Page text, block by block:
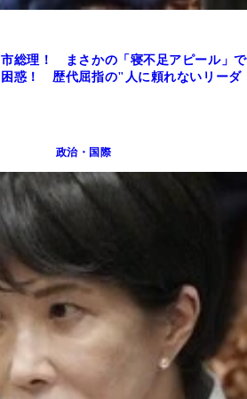
総理！ まさかの「寝不足アピール」で
困惑！ 歴代屈指の"人に頼れないリーダ
政治・国際